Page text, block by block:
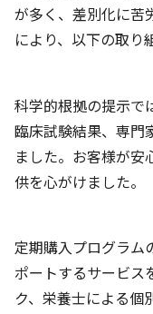
が多く、差別化に苦
により、以下の取り
科学的根拠の提示で
臨床試験結果、専門
ました。お客様が安
供を心がけました。
定期購入プログラム
ポートするサービス
ク、栄養士による個